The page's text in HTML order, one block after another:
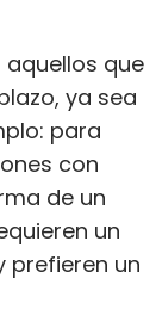
que
ya sea
para
con
de un
un
prefieren un